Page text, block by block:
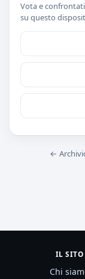
Vota e
su questo
←
IL SITO
Chi